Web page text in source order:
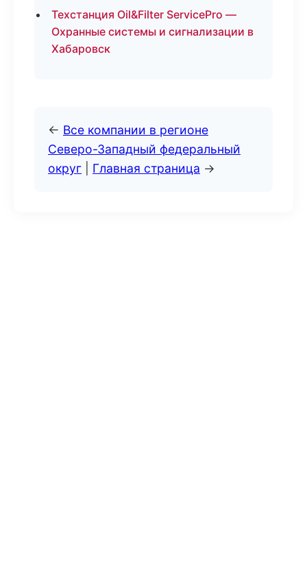
Техстанция Oil&Filter ServicePro —
Охранные системы и сигнализации в
Хабаровск
← Все компании в регионе
Северо-Западный федеральный
округ
Главная страница →